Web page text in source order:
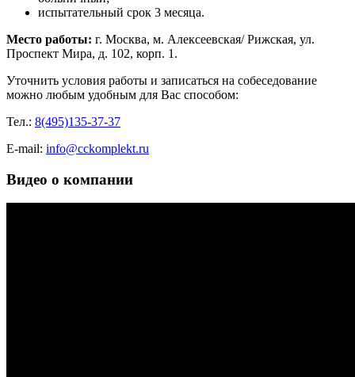
испытательный срок 3 месяца.
Место работы: г. Москва, м. Алексеевская/ Рижская, ул.
Проспект Мира, д. 102, корп. 1.
Уточнить условия работы и записаться на собеседование
можно любым удобным для Вас способом:
Тел.: 8(495)135-37-37
E-mail: info@cckomplekt.ru
Видео о компании